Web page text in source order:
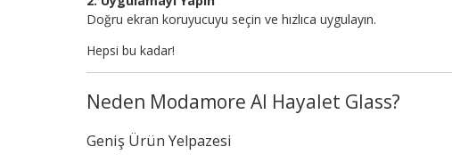
Doğru ekran koruyucuyu seçin ve hızlıca uygulayın.
Hepsi bu kadar!
Neden Modamore AI Hayalet Glass?
Geniş Ürün Yelpazesi